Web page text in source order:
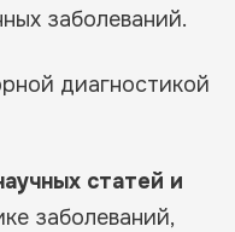
заболеваний.
диагностикой
статей и
заболеваний,